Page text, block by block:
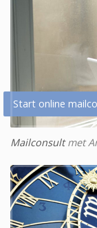
Start online
Mailconsultmet